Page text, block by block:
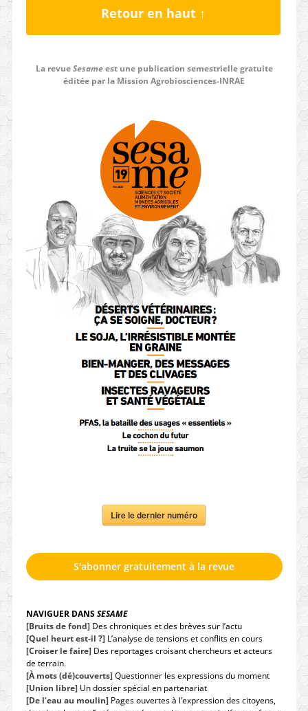
Retour en haut ↑
La revueSesameest une publication semestrielle gratuite
éditée par la Mission Agrobiosciences-INRAE
Lire le dernier numéro
S'abonner gratuitement à la revue
NAVIGUER DANSSESAME
[Bruits de fond]Des chroniques et des brèves sur l’actu
[Quel heurt est-il ?]L’analyse de tensions et conflits en cours
[Croiser le faire]Des reportages croisant chercheurs et acteurs
de terrain.
[À mots (dé)couverts]Questionner les expressions du moment
[Union libre]Un dossier spécial en partenariat
[De l’eau au moulin]Pages ouvertes à l’expression des citoyens,